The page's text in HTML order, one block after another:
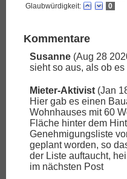
Glaubwürdigkeit: 0
Kommentare
Susanne (Aug 28
sieht so aus, als ob
Mieter-Aktivist (Jan
Hier gab es einen
Wohnhauses mit 60
Fläche hinter dem
Genehmigungsliste
geplant worden, so
der Liste auftaucht,
im nächsten Post